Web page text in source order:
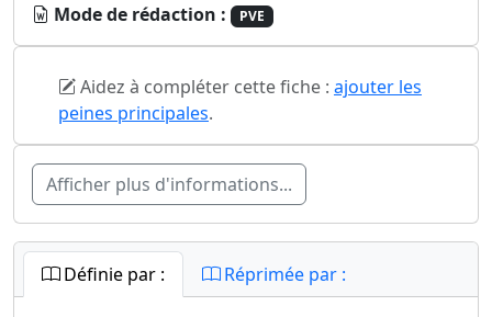
Mode de rédaction : PVE
Aidez à compléter cette fiche : ajouter les
peines principales.
Afficher plus d'informations...
Définie par : Réprimée par :